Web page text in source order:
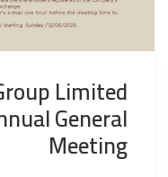
Limited
General
Meeting